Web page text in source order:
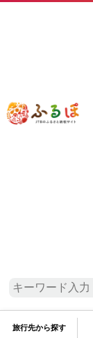
旅行先から探す